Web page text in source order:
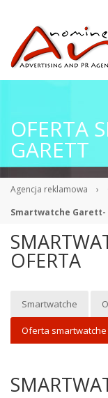
OFERTA
GARETT
Agencja reklamowa ›
Smartwatche
OFERTA
Smartwatche
Oferta